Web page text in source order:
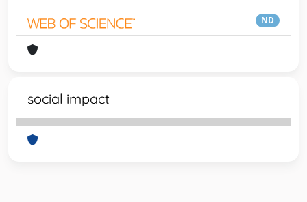
ND
social impact